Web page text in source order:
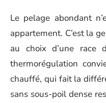
Le pelage abondant
appartement. C’est la
au choix d’une race
thermorégulation
chauffé, qui fait la
sans sous-poil dense